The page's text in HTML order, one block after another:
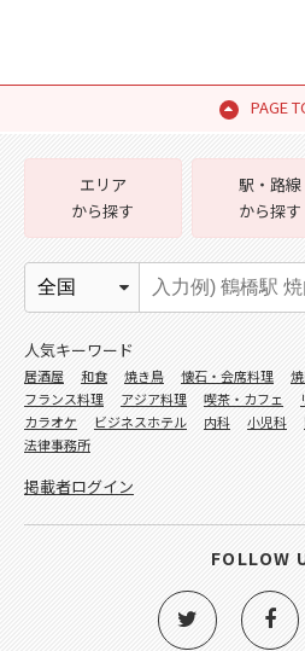
PAGE
エリア
から探す
駅・路線
から探す
人気キーワード
居酒屋 和食 焼き鳥 懐石・会席料理
フランス料理
アジア料理 喫茶・カフェ
カラオケ
ビジネスホテル 内科 小児科
法律事務所
掲載者ログイン
FOLLOW